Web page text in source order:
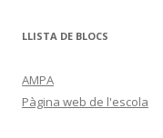
LLISTA DE BLOCS
AMPA
Pàgina web de l'escola